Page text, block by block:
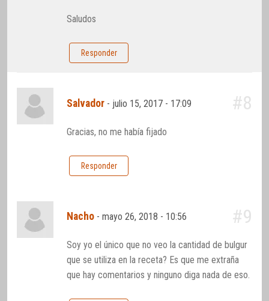
Saludos
Responder
Salvador - julio 15, 2017 - 17:09 #8
Gracias, no me había fijado
Responder
Nacho -mayo 26, 2018 - 10:56 #9
Soy yo el único que no veo la cantidad de bulgur
que se utiliza en la receta? Es que me extraña
que hay comentarios y ninguno diga nada de eso.